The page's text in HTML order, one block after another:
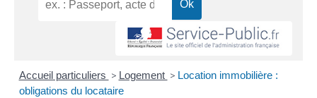
Accueil particuliers > Logement > Location immobilière :
obligations du locataire